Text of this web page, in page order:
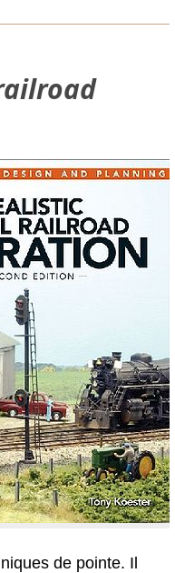
de pointe. Il